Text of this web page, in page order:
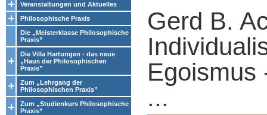
Veranstaltungen und Aktuelles
Philosophische Praxis
Die „Meisterklasse Philosophische
Praxis”
Die Villa Hartungen - das neue
„Haus der Philosophischen
Praxis”
Zum „Lehrgang der
Philosophischen Praxis”
Zum „Studienkurs Philosophische
Praxis”
Gerd B.
Egoismus
...